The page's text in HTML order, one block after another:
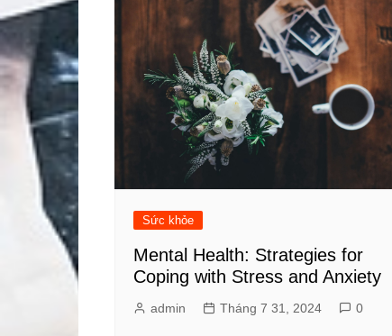
Sức khỏe
Mental Health: Strategies for
Coping with Stress and Anxiety
admin Tháng 7 31, 2024 0